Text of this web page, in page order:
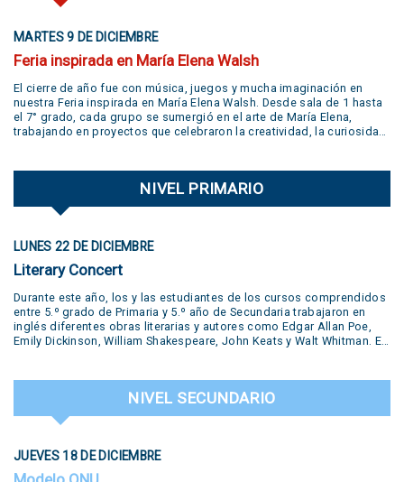
MARTES 9 DE DICIEMBRE
Feria inspirada en María Elena Walsh
El cierre de año fue con música, juegos y mucha imaginación en
nuestra Feria inspirada en María Elena Walsh. Desde sala de 1 hasta
el 7° grado, cada grupo se sumergió en el arte de María Elena,
trabajando en proyectos que celebraron la creatividad, la curiosidad,
@jivers.swing por sumarse a cerrar la jornada con su música.
¡Gracias por el talento y la alegría que nos compartieron! VER VIDEO
AQUÍ
NIVEL PRIMARIO
LUNES 22 DE DICIEMBRE
Literary Concert
Durante este año, los y las estudiantes de los cursos comprendidos
entre 5.º grado de Primaria y 5.º año de Secundaria trabajaron en
inglés diferentes obras literarias y autores como Edgar Allan Poe,
Emily Dickinson, William Shakespeare, John Keats y Walt Whitman. En
Polo Creativo, lecturas de poemas, podcasts, salas de escape y
hasta un juicio en vivo. Todas estas propuestas formaron parte del
trabajo y la creatividad de nuestros alumnos. Una experiencia que
puso en valor el aprendizaje del inglés a través del arte, la literatura y
de nuestros estudiantes. Literary Concert This year, students from
5th grades from primary school up to 5th year from secondary have
NIVEL SECUNDARIO
JUEVES 18 DE DICIEMBRE